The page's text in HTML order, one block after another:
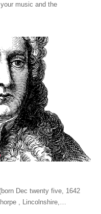
music and the
Dec twenty five, 1642
, Lincolnshire,…